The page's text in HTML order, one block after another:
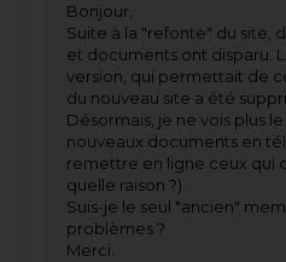
Bonjour,
Suite à la "refonte" du site,
et documents ont disparu.
version, qui permettait de
du nouveau site a été
Désormais, je ne vois plus
nouveaux documents en
remettre en ligne ceux qui
quelle raison ?).
Suis-je le seul "ancien"
problèmes ?
Merci.